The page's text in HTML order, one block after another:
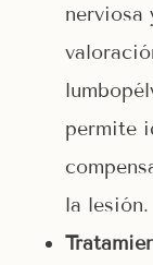
permite
la lesión.